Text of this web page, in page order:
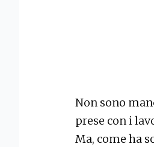
Non sono
prese con i
Ma, come ha